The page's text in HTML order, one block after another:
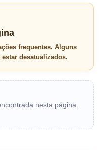
frequentes. Alguns
desatualizados.
nesta página.